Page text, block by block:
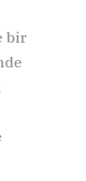
bir